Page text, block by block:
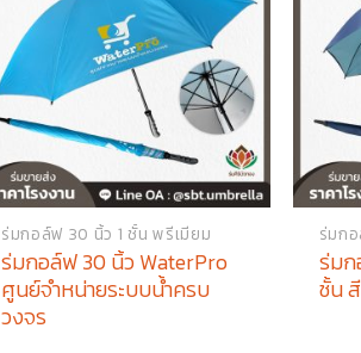
ร่มกอล์ฟ 30 นิ้ว 1 ชั้น พรีเมียม
ร่มกอล์ฟ 30 นิ้ว WaterPro
ศูนย์จำหน่ายระบบน้ำครบ
วงจร
ร่มก
ร่ม
ชั้น